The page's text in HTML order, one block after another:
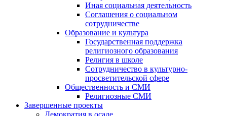
Иная социальная деятельность
Соглашения о социальном
сотрудничестве
Образование и культура
Государственная поддержка
религиозного образования
Религия в школе
Сотрудничество в культурно-
просветительской сфере
Общественность и СМИ
Религиозные СМИ
Завершенные проекты